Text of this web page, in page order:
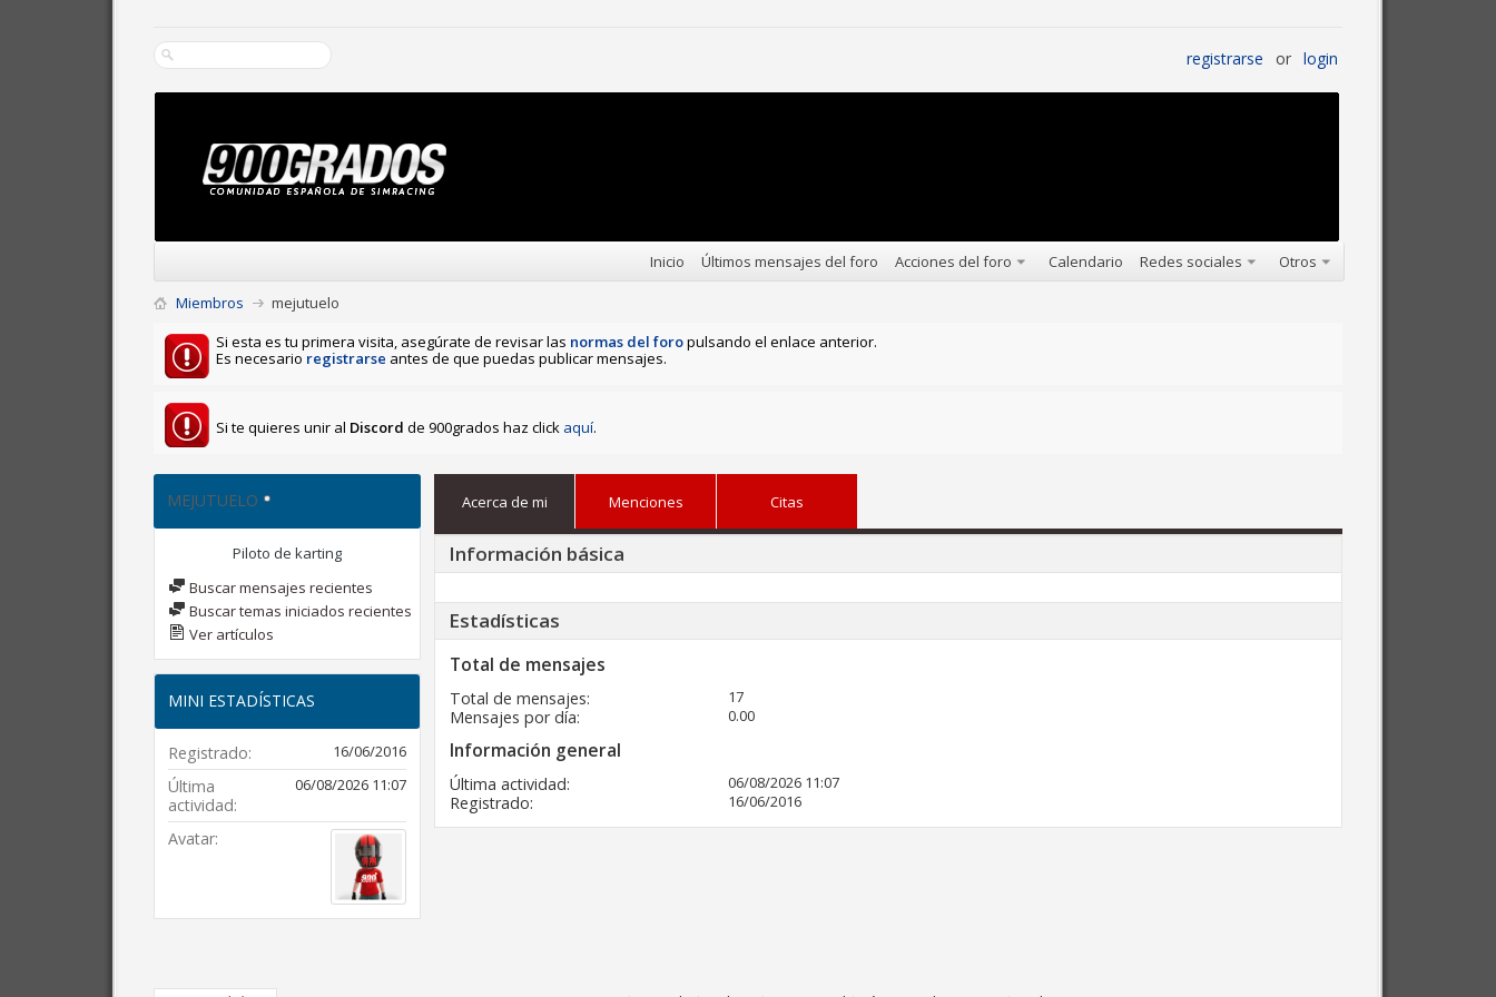
registrarse or login
Inicio Últimos mensajes del foro Acciones del foro Calendario Redes sociales Otros
Miembros
mejutuelo
Si esta es tu primera visita, asegúrate de revisar las normas del foropulsando el enlace anterior.
Es necesario registrarse antes de que puedas publicar mensajes.
Si te quieres unir al Discord de 900grados haz click aquí.
MEJUTUELO
Piloto de karting
Buscar mensajes recientes
Buscar temas iniciados recientes
Ver artículos
MINI ESTADÍSTICAS
Registrado 16/06/2016
Última
actividad
06/08/2026 11:07
Avatar
Acerca de mi Menciones Citas
Información básica
Estadísticas
Total de mensajes
Total de mensajes 17
Mensajes por día 0.00
Información general
Última actividad 06/08/2026 11:07
Registrado 16/06/2016